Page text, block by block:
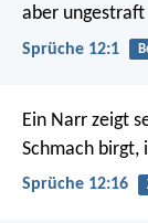
aber
Sprüche 12:1
Ein Narr zeigt
Schmach birgt,
Sprüche 12:16